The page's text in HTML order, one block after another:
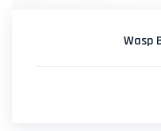
Wasp